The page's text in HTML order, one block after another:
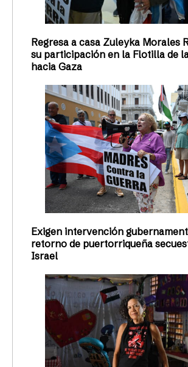
Regresa a casa Zuleyka Morales
su participación en la Flotilla de
hacia Gaza
Exigen intervención
retorno de puertorriqueña
Israel